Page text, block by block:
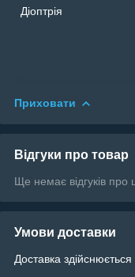
Діоптрія
Приховати
Відгуки про товар
Ще немає відгуків про
Умови доставки
Доставка здійснюється